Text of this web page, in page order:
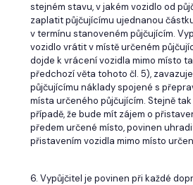
stejném stavu, v jakém vozidlo od
zaplatit půjčujícímu ujednanou
v termínu stanoveném půjčujícím.
vozidlo vrátit v místě určeném
dojde k vrácení vozidla mimo místo
předchozí věta tohoto čl. 5),
půjčujícímu náklady spojené s
místa určeného půjčujícím. Stejně
případě, že bude mít zájem o
předem určené místo, povinen
přistavením vozidla mimo místo
6. Vypůjčitel je povinen při každé